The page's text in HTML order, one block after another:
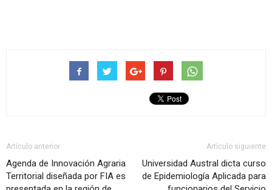
Artículo anterior
Agenda de Innovación Agraria
Territorial diseñada por FIA es
Artículo siguiente
Universidad Austral dicta curso
de Epidemiología Aplicada para